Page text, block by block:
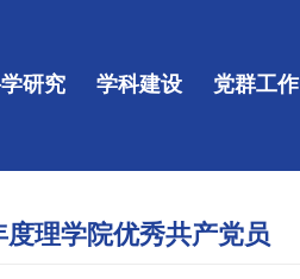
研究 学科建设 党群工作
度理学院优秀共产党员